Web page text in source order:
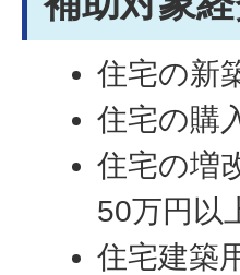
住宅の新
住宅の購
住宅の増
50万円以
住宅建築